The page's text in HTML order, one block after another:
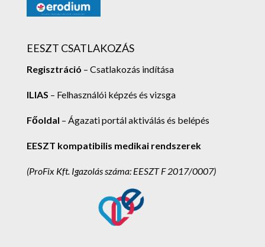
EESZT CSATLAKOZÁS
Regisztráció – Csatlakozás indítása
ILIAS – Felhasználói képzés és vizsga
Főoldal – Ágazati portál aktiválás és belépés
EESZT kompatibilis medikai rendszerek
(ProFix Kft. Igazolás száma: EESZT F 2017/0007)